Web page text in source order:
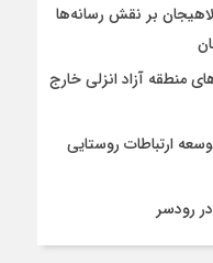
بر نقش رسانه‌ها
منطقه آزاد انزلی خارج
ارتباطات روستایی